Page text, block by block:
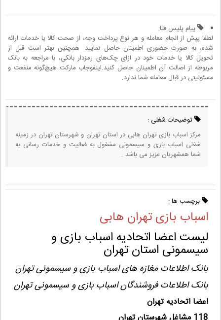
پیام پلیس فتا:
لطفا پیش از انجام معامله و هر نوع پرداخت وجه، از صحت کالا یا خدمات ارائه
شده، به صورت حضوری اطمینان حاصل نمایید. همچنین بهتر است قبل از
تحویل کالا یا خدمات خود در ازای چک‌های رمزدار بانکی، با مراجعه به بانک
مربوطه از اصالت آن اطمینان حاصل کنید.اینفوجاب مارکت هیچ‌گونه منفعت و
مسئولیتی در قبال معامله شما ندارد.
توضیحات شغلی :
مرکز اسباب بازی تهران هابی در استان تهران و شهرستان تهران در زمینه
شغلی اسباب بازی و سیسمونی مشغول به فعالیت و خدمات رسانی به
شما همشهریان عزیز می باشد .
برچسب ها :
اسباب بازی تهران هابی
لیست اعضا اتحادیه اسباب بازی و
سیسمونی استان تهران
بانک اطلاعات مغازه های اسباب بازی و سیسمونی تهران
بانک اطلاعات فروشندگان اسباب بازی و سیسمونی تهران
اعضا اتحادیه تهران